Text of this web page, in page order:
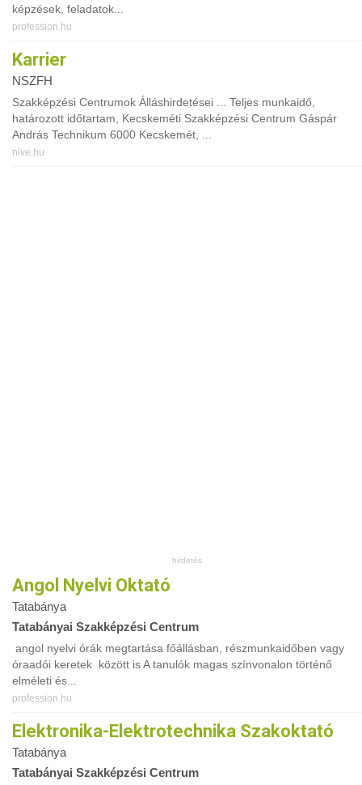
képzések, feladatok...
profession.hu
Karrier
NSZFH
Szakképzési Centrumok Álláshirdetései ... Teljes munkaidő,
határozott időtartam, Kecskeméti Szakképzési Centrum Gáspár
András Technikum 6000 Kecskemét, ...
nive.hu
Angol Nyelvi Oktató
Tatabánya
Tatabányai Szakképzési Centrum
angol nyelvi órák megtartása főállásban, részmunkaidőben vagy
óraadói keretek között is A tanulók magas színvonalon történő
elméleti és...
profession.hu
Elektronika-Elektrotechnika Szakoktató
Tatabánya
Tatabányai Szakképzési Centrum